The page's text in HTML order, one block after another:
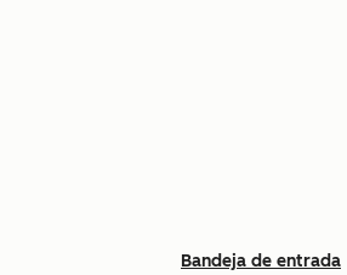
Bandeja de entrada